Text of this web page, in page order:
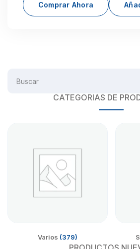
Comprar Ahora
CATEGORIAS DE
Varios (379)